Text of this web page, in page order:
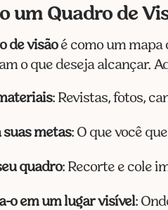
um Quadro de
de visãoé como um mapa
o que deseja alcançar.
: Revistas, fotos,
suas metas: O que você
quadro: Recorte e cole
o em um lugar visível: